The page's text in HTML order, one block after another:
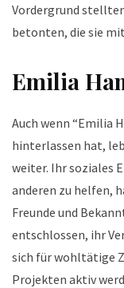
Vordergrund
betonten, die sie
Emilia
Auch wenn “Emilia
hinterlassen hat,
weiter. Ihr soziales
anderen zu helfen,
Freunde und
entschlossen, ihr
sich für wohltätige
Projekten aktiv